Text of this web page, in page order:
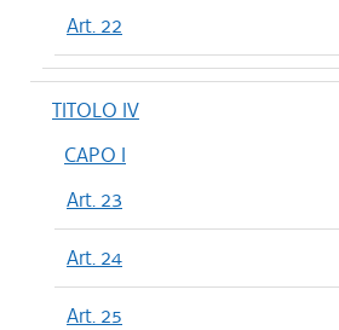
Art. 22
TITOLO IV
CAPO I
Art. 23
Art. 24
Art. 25